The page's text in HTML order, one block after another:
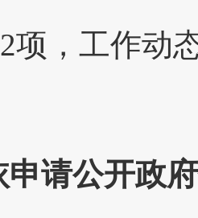
项，工作动
申请公开政